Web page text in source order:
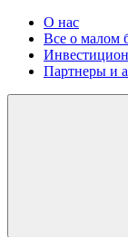
О нас
Все о малом
Партнеры и